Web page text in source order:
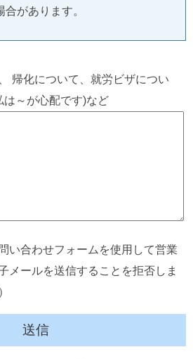
があります。
帰化について、就労ビザについ
は～が心配です)など
い合わせフォームを使用して営業
メールを送信することを拒否しま